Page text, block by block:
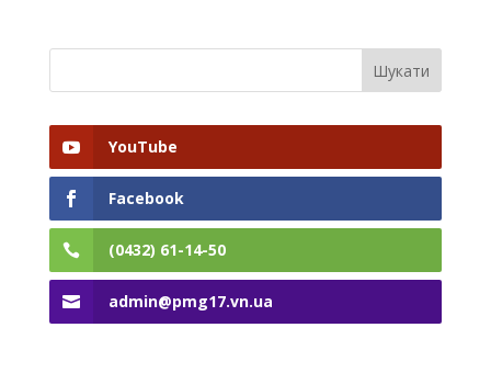
YouTube
Facebook
(0432) 61-14-50
admin@pmg17.vn.ua